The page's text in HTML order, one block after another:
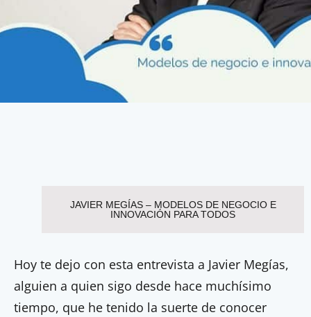
JAVIER MEGÍAS – MODELOS DE NEGOCIO E
INNOVACIÓN PARA TODOS
Hoy te dejo con esta entrevista a Javier Megías,
alguien a quien sigo desde hace muchísimo
tiempo, que he tenido la suerte de conocer